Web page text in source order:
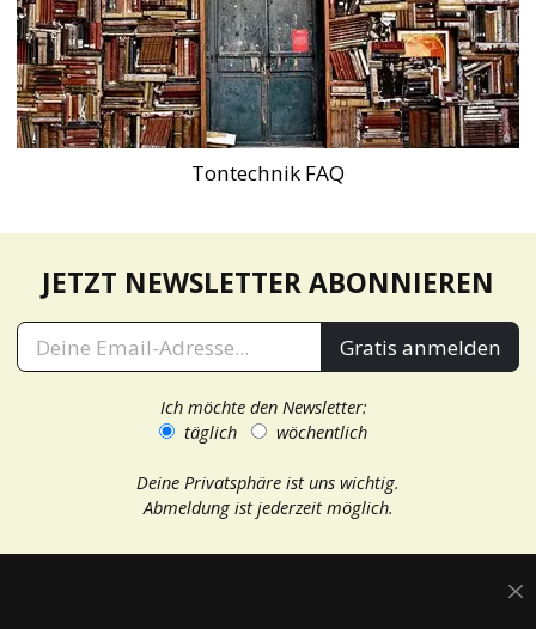
Tontechnik FAQ
JETZT NEWSLETTER ABONNIEREN
Gratis anmelden
Ich möchte den Newsletter:
täglich
wöchentlich
Deine Privatsphäre ist uns wichtig.
Abmeldung ist jederzeit möglich.